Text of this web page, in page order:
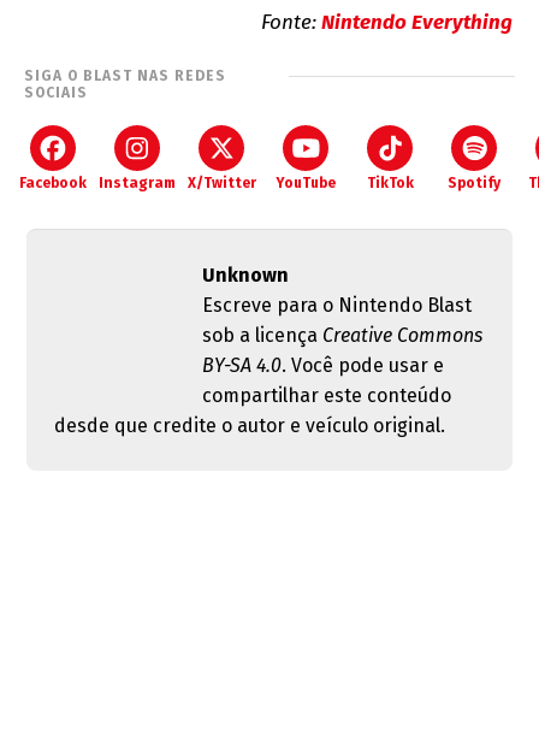
Fonte:Nintendo Everything
SIGA O BLAST NAS REDES
SOCIAIS
Facebook Instagram X/Twitter YouTube TikTok Spotify
Unknown
Escreve para o Nintendo Blast
sob a licença Creative Commons
BY-SA 4.0. Você pode usar e
compartilhar este conteúdo
desde que credite o autor e veículo original.